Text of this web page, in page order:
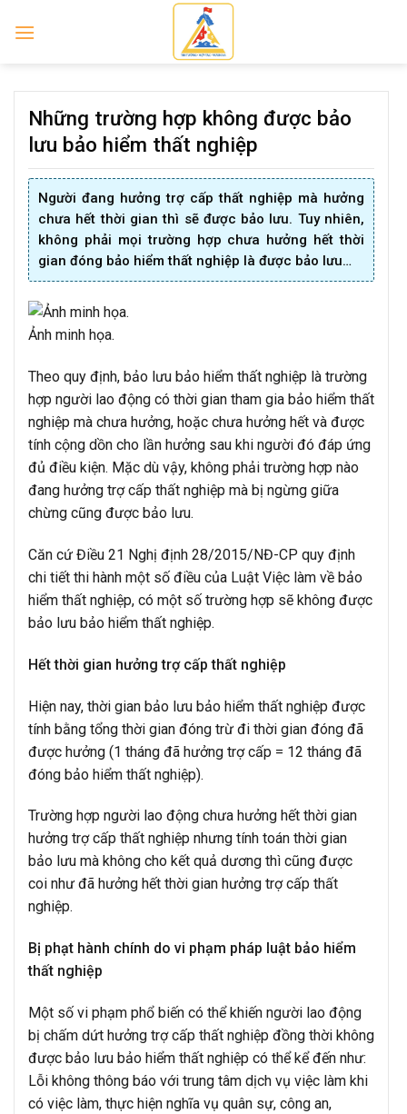
Những trường hợp không được bảo
lưu bảo hiểm thất nghiệp
Người đang hưởng trợ cấp thất nghiệp mà hưởng
chưa hết thời gian thì sẽ được bảo lưu. Tuy nhiên,
không phải mọi trường hợp chưa hưởng hết thời
gian đóng bảo hiểm thất nghiệp là được bảo lưu…
Ảnh minh họa.
Theo quy định, bảo lưu bảo hiểm thất nghiệp là trường
hợp người lao động có thời gian tham gia bảo hiểm thất
nghiệp mà chưa hưởng, hoặc chưa hưởng hết và được
tính cộng dồn cho lần hưởng sau khi người đó đáp ứng
đủ điều kiện. Mặc dù vậy, không phải trường hợp nào
đang hưởng trợ cấp thất nghiệp mà bị ngừng giữa
chừng cũng được bảo lưu.
Căn cứ Điều 21 Nghị định 28/2015/NĐ-CP quy định
chi tiết thi hành một số điều của Luật Việc làm về bảo
hiểm thất nghiệp, có một số trường hợp sẽ không được
bảo lưu bảo hiểm thất nghiệp.
Hết thời gian hưởng trợ cấp thất nghiệp
Hiện nay, thời gian bảo lưu bảo hiểm thất nghiệp được
tính bằng tổng thời gian đóng trừ đi thời gian đóng đã
được hưởng (1 tháng đã hưởng trợ cấp = 12 tháng đã
đóng bảo hiểm thất nghiệp).
Trường hợp người lao động chưa hưởng hết thời gian
hưởng trợ cấp thất nghiệp nhưng tính toán thời gian
bảo lưu mà không cho kết quả dương thì cũng được
coi như đã hưởng hết thời gian hưởng trợ cấp thất
nghiệp.
Bị phạt hành chính do vi phạm pháp luật bảo hiểm
thất nghiệp
Một số vi phạm phổ biến có thể khiến người lao động
bị chấm dứt hưởng trợ cấp thất nghiệp đồng thời không
được bảo lưu bảo hiểm thất nghiệp có thể kể đến như:
Lỗi không thông báo với trung tâm dịch vụ việc làm khi
có việc làm, thực hiện nghĩa vụ quân sự, công an,